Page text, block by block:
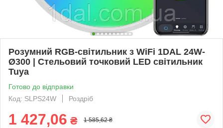
Розумний RGB-світильник з WiFi 1DAL 24W-
Ø300 | Стельовий точковий LED світильник
Tuya
Готово до відправки
Код: SLPS24W
Роздріб
1 427,06 ₴ 1 585,62 ₴